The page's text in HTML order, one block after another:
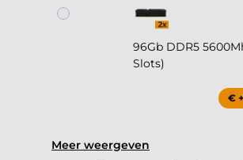
96Gb DDR5
Slots)
€
Meer weergeven